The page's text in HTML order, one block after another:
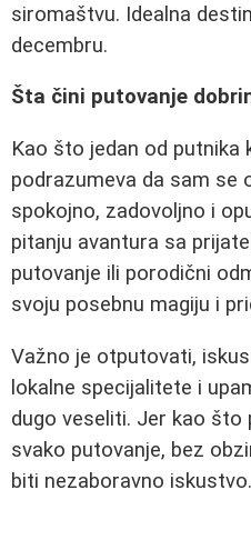
siromaštvu. Idealna
decembru.
Šta čini putovanje
Kao što jedan od putnika
podrazumeva da sam se
spokojno, zadovoljno i
pitanju avantura sa
putovanje ili porodični
svoju posebnu magiju i
Važno je otputovati,
lokalne specijalitete i
dugo veseliti. Jer kao što
svako putovanje, bez
biti nezaboravno iskustvo.